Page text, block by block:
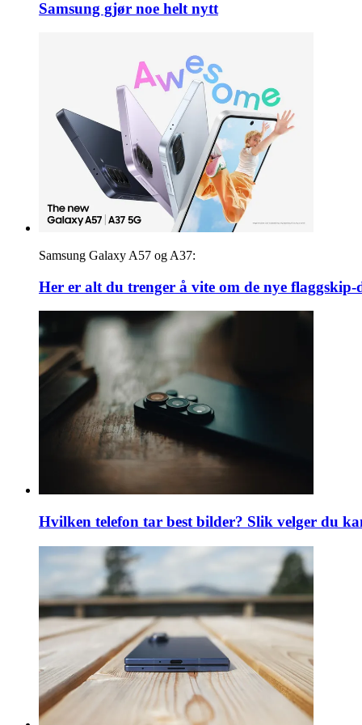
Samsung gjør noe helt nytt
Samsung Galaxy A57 og A37:
Her er alt du trenger å vite om de nye flaggskip-
Hvilken telefon tar best bilder? Slik velger du